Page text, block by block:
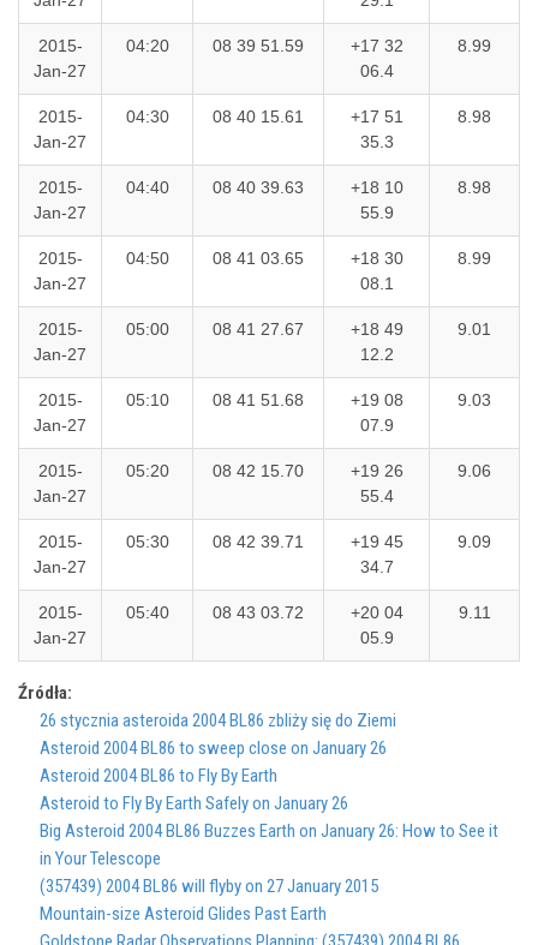
2015-
Jan-27
04:20 08 39 51.59
+17 32
06.4
8.99
2015-
Jan-27
04:30 08 40 15.61
+17 51
35.3
8.98
2015-
Jan-27
04:40 08 40 39.63
+18 10
55.9
8.98
2015-
Jan-27
04:50 08 41 03.65
+18 30
08.1
8.99
2015-
Jan-27
05:00 08 41 27.67
+18 49
12.2
9.01
2015-
Jan-27
05:10 08 41 51.68
+19 08
07.9
9.03
2015-
Jan-27
05:20 08 42 15.70
+19 26
55.4
9.06
2015-
Jan-27
05:30 08 42 39.71
+19 45
34.7
9.09
2015-
Jan-27
05:40 08 43 03.72
+20 04
05.9
9.11
Źródła:
26 stycznia asteroida 2004 BL86 zbliży się do Ziemi
Asteroid 2004 BL86 to sweep close on January 26
Asteroid 2004 BL86 to Fly By Earth
Asteroid to Fly By Earth Safely on January 26
Big Asteroid 2004 BL86 Buzzes Earth on January 26: How to See it
in Your Telescope
(357439) 2004 BL86 will flyby on 27 January 2015
Mountain-size Asteroid Glides Past Earth